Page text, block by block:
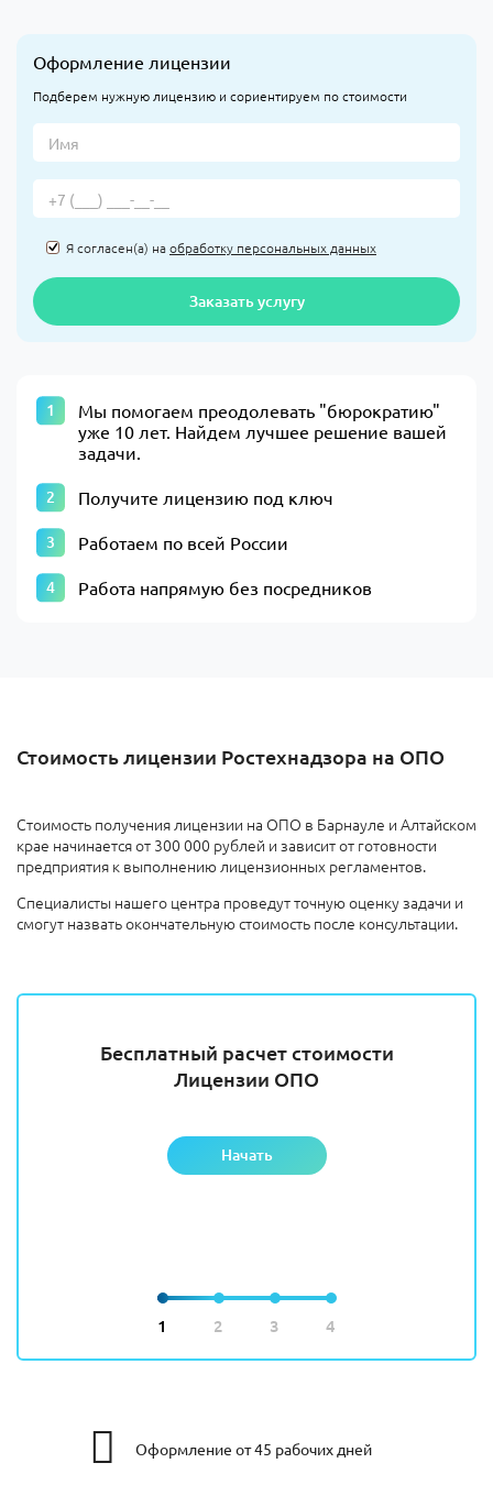
Оформление лицензии
Подберем нужную лицензию и сориентируем по стоимости
Я согласен(а) наобработку персональных данных
Заказать услугу
​Мы помогаем преодолевать "бюрократию"
уже 10 лет. Найдем лучшее решение вашей
задачи.​
Получите лицензию под ключ
Работаем по всей России
Работа напрямую без посредников
Стоимость лицензии Ростехнадзора на ОПО
Стоимость получения лицензии на ОПО в Барнауле и Алтайском
крае начинается от 300 000 рублей и зависит от готовности
предприятия к выполнению лицензионных регламентов.
Специалисты нашего центра проведут точную оценку задачи и
смогут назвать окончательную стоимость после консультации.
1 2 3 4
Бесплатный расчет стоимости
Лицензии ОПО
Начать
Оформление от 45 рабочих дней